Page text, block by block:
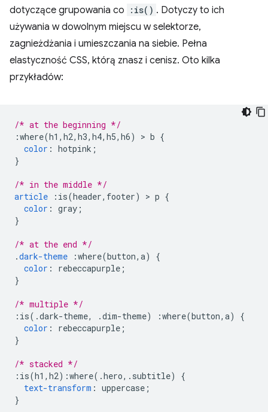
dotyczące grupowania co
:is() . Dotyczy to ich
używania w dowolnym miejscu w selektorze,
zagnieżdżania i umieszczania na siebie. Pełna
elastyczność CSS, którą znasz i cenisz. Oto kilka
przykładów:
/* at the beginning */
:where(h1 , h2, h3, h4, h5, h6) > b {
color : hotpink ;
}
/* in the middle */
article
: is(header, footer) > p {
color : gray ;
}
/* at the end */
.dark-theme :where(button, a)
{
color : rebeccapurple ;
}
/* multiple */
: is(.dark-theme, .dim-theme) :where(button, a)
{
color : rebeccapurple ;
}
/* stacked */
: is(h1 , h2):where(.hero,. subtitle)
{
text-transform : uppercase ;
}